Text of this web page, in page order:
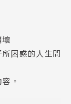
困惑的人生問
。